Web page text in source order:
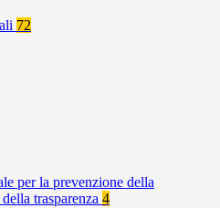
72
per la prevenzione della
trasparenza 4